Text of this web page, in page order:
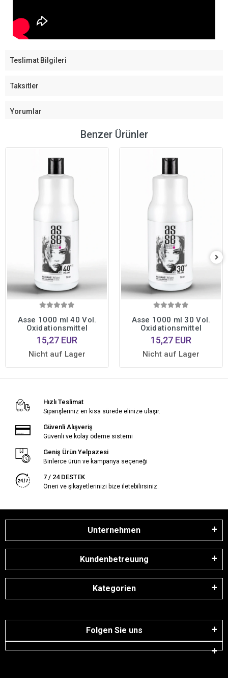
Teslimat Bilgileri
Taksitler
Yorumlar
Benzer Ürünler
Asse 1000 ml 40 Vol.
Oxidationsmittel
15,27 EUR
Nicht auf Lager
Asse 1000 ml 30 Vol.
Oxidationsmittel
15,27 EUR
Nicht auf Lager
Hızlı Teslimat
Siparişleriniz en kısa sürede elinize ulaşır.
Güvenli Alışveriş
Güvenli ve kolay ödeme sistemi
Geniş Ürün Yelpazesi
Binlerce ürün ve kampanya seçeneği
7 / 24 DESTEK
Öneri ve şikayetlerinizi bize iletebilirsiniz.
Unternehmen
Kundenbetreuung
Kategorien
Folgen Sie uns